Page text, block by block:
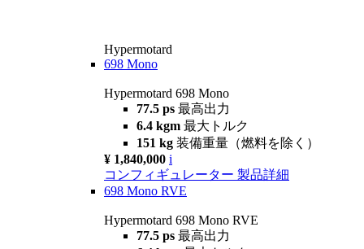
Hypermotard
698 Mono
Hypermotard 698 Mono
77.5 ps 最高出力
6.4 kgm 最大トルク
151 kg 装備重量（燃料を除く）
¥ 1,840,000 i
コンフィギュレーター 製品詳細
698 Mono RVE
Hypermotard 698 Mono RVE
77.5 ps 最高出力